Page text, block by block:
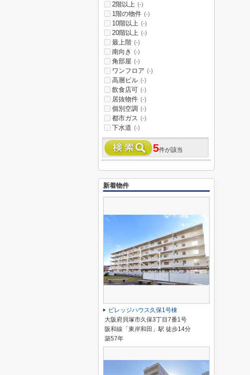
2階以上 (-)
1階の物件 (-)
10階以上 (-)
20階以上 (-)
最上階 (-)
南向き (-)
角部屋 (-)
ワンフロア (-)
高層ビル (-)
飲食店可 (-)
居抜物件 (-)
個別空調 (-)
都市ガス (-)
下水道 (-)
5件が該当
新着物件
ビレッジハウス久保1号棟
大阪府貝塚市久保3丁目7番1号
阪和線「東岸和田」駅 徒歩14分
築57年